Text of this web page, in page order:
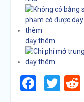
dạy thêm